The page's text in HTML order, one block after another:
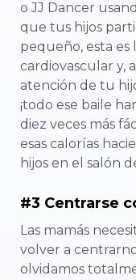
o JJ Dancer
que tus hijos
pequeño, esta es
cardiovascular y,
atención de tu
¡todo ese baile
diez veces más
esas calorías
hijos en el salón
#3 Centrarse
Las mamás
volver a
olvidamos